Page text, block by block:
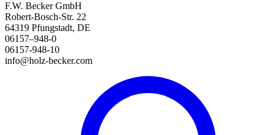
F.W. Becker GmbH
Robert-Bosch-Str. 22
64319 Pfungstadt, DE
06157–948-0
06157-948-10
info@holz-becker.com